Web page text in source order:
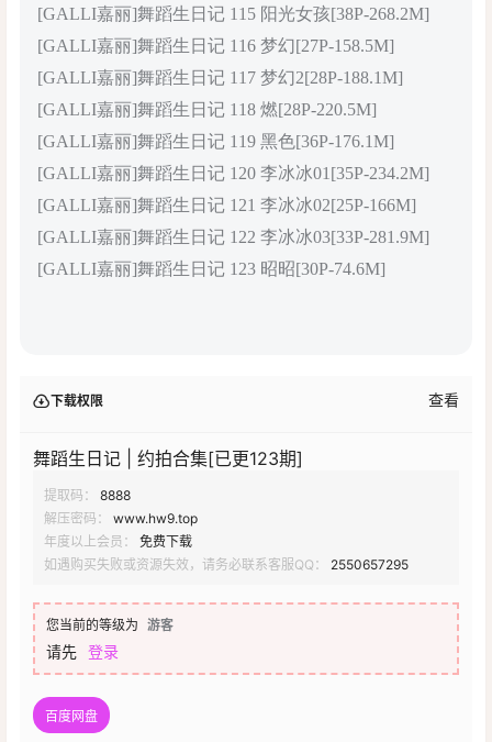
[GALLI嘉丽]舞蹈生日记 115 阳光女孩[38P-268.2M]
[GALLI嘉丽]舞蹈生日记 116 梦幻[27P-158.5M]
[GALLI嘉丽]舞蹈生日记 117 梦幻2[28P-188.1M]
[GALLI嘉丽]舞蹈生日记 118 燃[28P-220.5M]
[GALLI嘉丽]舞蹈生日记 119 黑色[36P-176.1M]
[GALLI嘉丽]舞蹈生日记 120 李冰冰01[35P-234.2M]
[GALLI嘉丽]舞蹈生日记 121 李冰冰02[25P-166M]
[GALLI嘉丽]舞蹈生日记 122 李冰冰03[33P-281.9M]
[GALLI嘉丽]舞蹈生日记 123 昭昭[30P-74.6M]
下载权限 查看
舞蹈生日记 | 约拍合集[已更123期]
提取码：
8888
解压密码：
www.hw9.top
年度以上会员：
免费下载
如遇购买失败或资源失效，请务必联系客服QQ：
2550657295
您当前的等级为 游客
请先 登录
百度网盘